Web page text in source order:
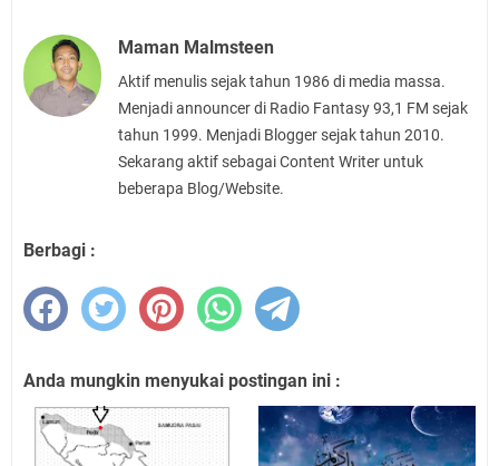
Maman Malmsteen
Aktif menulis sejak tahun 1986 di media massa.
Menjadi announcer di Radio Fantasy 93,1 FM sejak
tahun 1999. Menjadi Blogger sejak tahun 2010.
Sekarang aktif sebagai Content Writer untuk
beberapa Blog/Website.
Berbagi :
Anda mungkin menyukai postingan ini :